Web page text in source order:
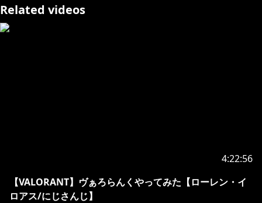
https://www.nijisanji.jp/contact
Related videos
4:22:56
【VALORANT】ヴぁろらんくやってみた【ローレン・イ
ロアス/にじさんじ】